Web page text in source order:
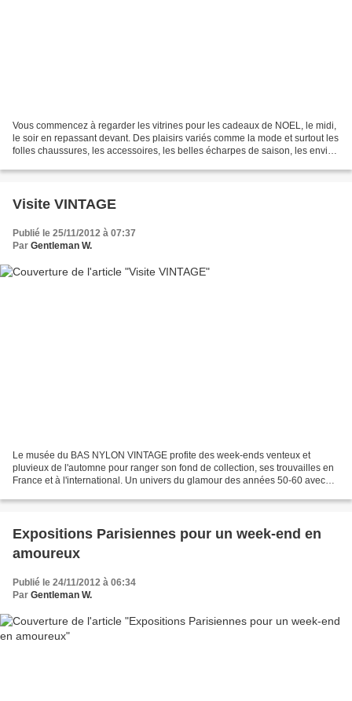
Vous commencez à regarder les vitrines pour les cadeaux de NOEL, le midi,
le soir en repassant devant. Des plaisirs variés comme la mode et surtout les
folles chaussures, les accessoires, les belles écharpes de saison, les envies
Visite VINTAGE
Publié le 25/11/2012 à 07:37
Par Gentleman W.
Le musée du BAS NYLON VINTAGE profite des week-ends venteux et
pluvieux de l'automne pour ranger son fond de collection, ses trouvailles en
France et à l'international. Un univers du glamour des années 50-60 avec
Expositions Parisiennes pour un week-end en
amoureux
Publié le 24/11/2012 à 06:34
Par Gentleman W.